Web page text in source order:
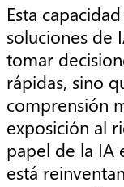
Esta
soluciones de
tomar
rápidas, sino
comprensión
exposición al
papel de la IA
está